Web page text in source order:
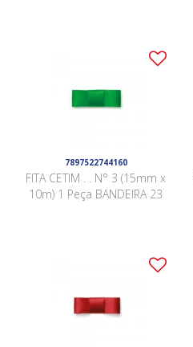
7897522744160
FITA CETIM . . N° 3 (15mm x
10m) 1 Peça BANDEIRA 23